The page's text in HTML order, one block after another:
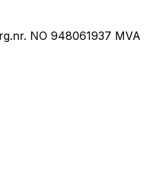
NO 948061937 MVA